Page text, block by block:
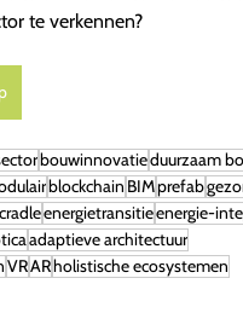
te verkennen?
bouwinnovatieduurzaam
blockchain BIMprefab
energietransitieenergie-
adaptieve architectuur
VRARholistische ecosystemen